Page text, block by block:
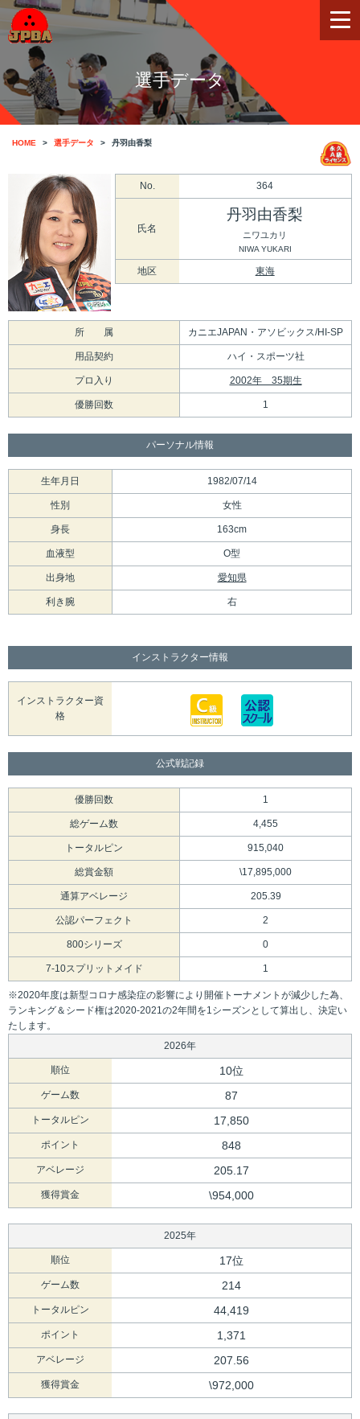
選手データ
HOME 選手データ 丹羽由香梨
No. 364
氏名
丹羽由香梨
ニワユカリ
NIWA YUKARI
地区 東海
所 属 カニエJAPAN・アソビックス/HI-SP
用品契約 ハイ・スポーツ社
プロ入り 2002年 35期生
優勝回数 1
パーソナル情報
生年月日 1982/07/14
性別 女性
身長 163cm
血液型 O型
出身地 愛知県
利き腕 右
インストラクター情報
インストラクター資
格
公式戦記録
優勝回数 1
総ゲーム数 4,455
トータルピン 915,040
総賞金額 \17,895,000
通算アベレージ 205.39
公認パーフェクト 2
800シリーズ 0
7-10スプリットメイド 1
※2020年度は新型コロナ感染症の影響により開催トーナメントが減少した為、
ランキング＆シード権は2020-2021の2年間を1シーズンとして算出し、決定い
たします。
2026年
順位 10位
ゲーム数 87
トータルピン 17,850
ポイント 848
アベレージ 205.17
獲得賞金 \954,000
2025年
順位 17位
ゲーム数 214
トータルピン 44,419
ポイント 1,371
アベレージ 207.56
獲得賞金 \972,000